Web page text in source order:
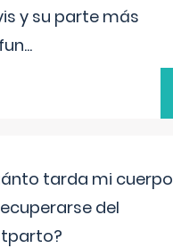
y su parte más
...
tarda mi cuerpo
del